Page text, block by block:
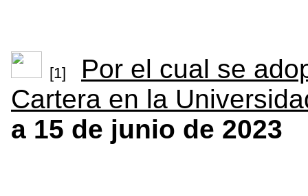
[1]
Por el cual se
Cartera en la
a 15 de junio de 2023